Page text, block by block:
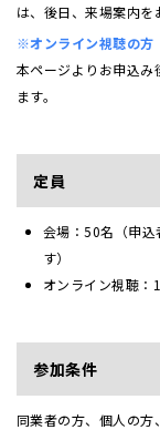
は、後日、来場案内を
※オンライン視聴の方
本ページよりお申込
ます。
定員
会場：50名（申
す）
オンライン視聴：
参加条件
同業者の方、個人の